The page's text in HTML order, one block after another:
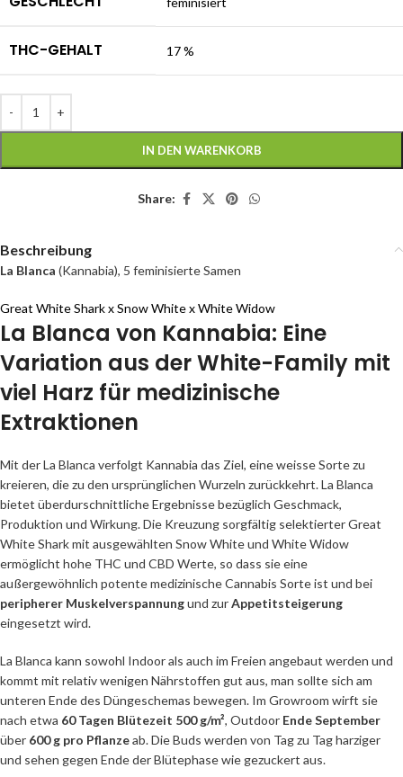
THC-GEHALT 17 %
IN DEN WARENKORB
Share:
Beschreibung
La Blanca (Kannabia), 5 feminisierte Samen
Great White Shark x Snow White x White Widow
La Blanca von Kannabia: Eine
Variation aus der White-Family mit
viel Harz für medizinische
Extraktionen
Mit der La Blanca verfolgt Kannabia das Ziel, eine weisse Sorte zu
kreieren, die zu den ursprünglichen Wurzeln zurückkehrt. La Blanca
bietet überdurschnittliche Ergebnisse bezüglich Geschmack,
Produktion und Wirkung. Die Kreuzung sorgfältig selektierter Great
White Shark mit ausgewählten Snow White und White Widow
ermöglicht hohe THC und CBD Werte, so dass sie eine
außergewöhnlich potente medizinische Cannabis Sorte ist und bei
peripherer Muskelverspannungund zurAppetitsteigerung
eingesetzt wird.
La Blanca kann sowohl Indoor als auch im Freien angebaut werden und
kommt mit relativ wenigen Nährstoffen gut aus, man sollte sich am
unteren Ende des Düngeschemas bewegen. Im Growroom wirft sie
nach etwa 60 Tagen Blütezeit 500 g/m², Outdoor Ende September
über 600 g pro Pflanzeab. Die Buds werden von Tag zu Tag harziger
und sehen gegen Ende der Blütephase wie gezuckert aus.